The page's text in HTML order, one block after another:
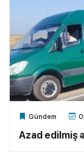
Gündəm
Xalq.Online
Azad edilmiş